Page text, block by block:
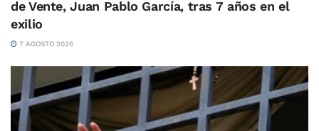
de Vente, Juan Pablo García, tras 7 años en el
exilio
7 AGOSTO 2026